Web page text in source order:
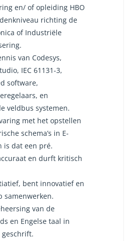
en/ of opleiding HBO
richting de
of Industriële
van Codesys,
IEC 61131-3,
software,
en
veldbus systemen.
met het opstellen
schema’s in E-
is dat een pré.
en durft kritisch
bent innovatief en
samenwerken.
van de
en Engelse taal in